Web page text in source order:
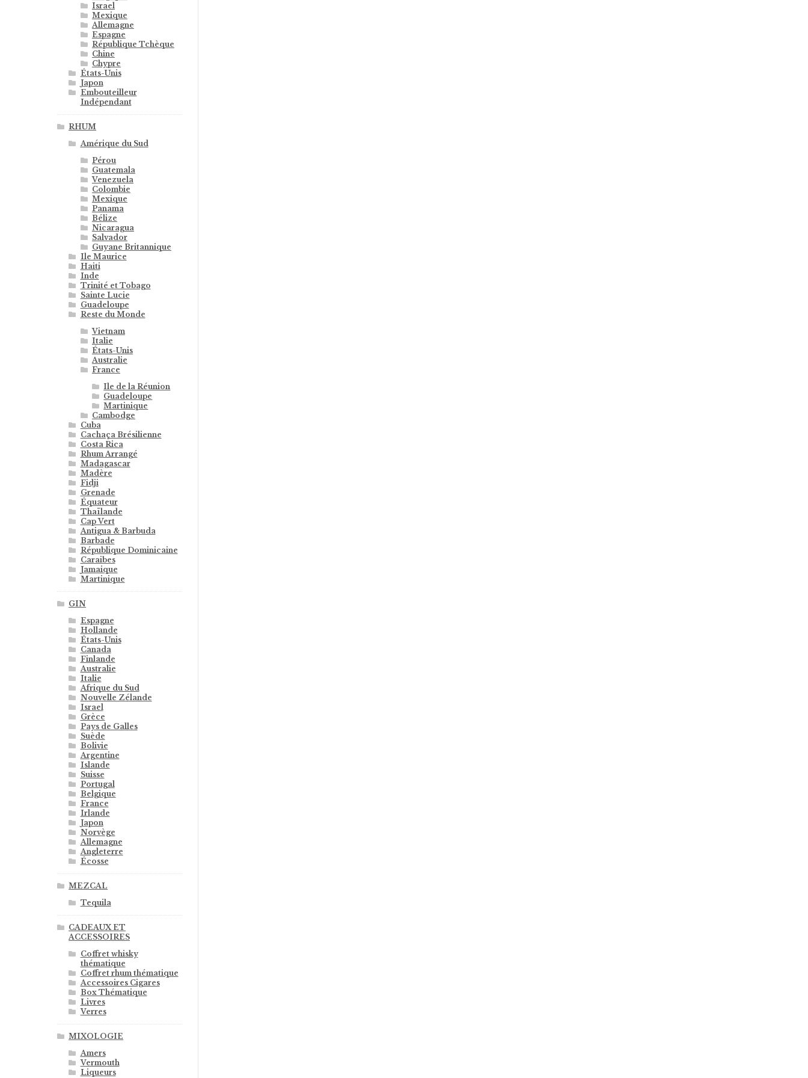
Israel
Mexique
Allemagne
Espagne
République Tchèque
Chine
Chypre
États-Unis
Japon
Embouteilleur
Indépendant
RHUM
Amérique du Sud
Pérou
Guatemala
Venezuela
Colombie
Mexique
Panama
Bélize
Nicaragua
Salvador
Guyane Britannique
Ile Maurice
Haiti
Inde
Trinité et Tobago
Sainte Lucie
Guadeloupe
Reste du Monde
Vietnam
Italie
États-Unis
Australie
France
Ile de la Réunion
Guadeloupe
Martinique
Cambodge
Cuba
Cachaça Brésilienne
Costa Rica
Rhum Arrangé
Madagascar
Madère
Fidji
Grenade
Équateur
Thaïlande
Cap Vert
Antigua & Barbuda
Barbade
République Dominicaine
Caraibes
Jamaique
Martinique
GIN
Espagne
Hollande
États-Unis
Canada
Finlande
Australie
Italie
Afrique du Sud
Nouvelle Zélande
Israel
Grèce
Pays de Galles
Suède
Bolivie
Argentine
Islande
Suisse
Portugal
Belgique
France
Irlande
Japon
Norvège
Allemagne
Angleterre
Écosse
MEZCAL
Tequila
CADEAUX ET
ACCESSOIRES
Coffret whisky
thématique
Coffret rhum thématique
Accessoires Cigares
Box Thématique
Livres
Verres
MIXOLOGIE
Amers
Vermouth
Liqueurs